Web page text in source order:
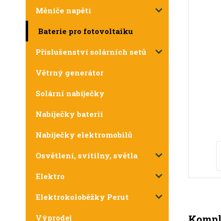
Měniče napětí
Baterie pro fotovoltaiku
Příslušenství solárních setů
Větrný generátor
Solární nabíječky
Nabíječky baterií
Nabíječky elektromobilů
Osvětlení, svítilny, světla
Elektro
Elektrokoloběžky Perut
Výprodej